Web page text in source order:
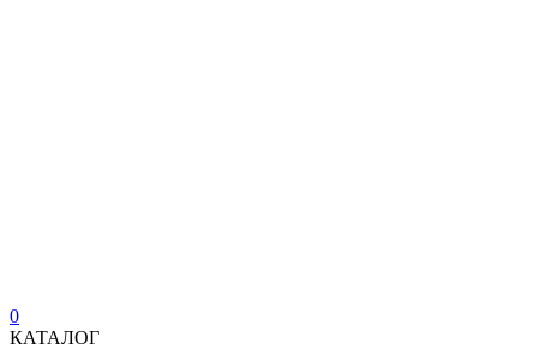
0
КАТАЛОГ